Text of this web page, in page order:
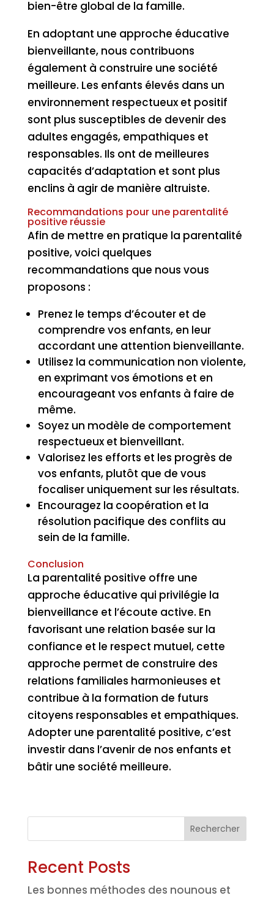
bien-être global de la famille.
En adoptant une approche éducative
bienveillante, nous contribuons
également à construire une société
meilleure. Les enfants élevés dans un
environnement respectueux et positif
sont plus susceptibles de devenir des
adultes engagés, empathiques et
responsables. Ils ont de meilleures
capacités d’adaptation et sont plus
enclins à agir de manière altruiste.
Recommandations pour une parentalité
positive réussie
Afin de mettre en pratique la parentalité
positive, voici quelques
recommandations que nous vous
proposons :
Prenez le temps d’écouter et de
comprendre vos enfants, en leur
accordant une attention bienveillante.
Utilisez la communication non violente,
en exprimant vos émotions et en
encourageant vos enfants à faire de
même.
Soyez un modèle de comportement
respectueux et bienveillant.
Valorisez les efforts et les progrès de
vos enfants, plutôt que de vous
focaliser uniquement sur les résultats.
Encouragez la coopération et la
résolution pacifique des conflits au
sein de la famille.
Conclusion
La parentalité positive offre une
approche éducative qui privilégie la
bienveillance et l’écoute active. En
favorisant une relation basée sur la
confiance et le respect mutuel, cette
approche permet de construire des
relations familiales harmonieuses et
contribue à la formation de futurs
citoyens responsables et empathiques.
Adopter une parentalité positive, c’est
investir dans l’avenir de nos enfants et
bâtir une société meilleure.
Rechercher
Recent Posts
Les bonnes méthodes des nounous et